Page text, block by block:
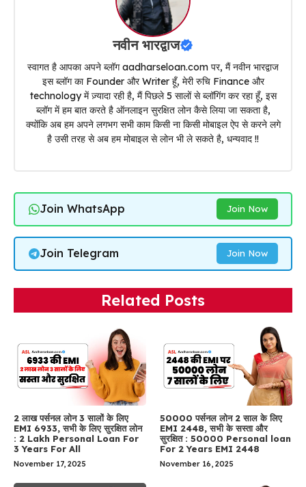
नवीन भारद्वाज
स्वागत है आपका अपने ब्लॉग aadharseloan.com पर, मैं नवीन भारद्वाज
इस ब्लॉग का Founder और Writer हूँ, मेरी रुचि Finance और
technology में ज़्यादा रही है, मैं पिछले 5 सालों से ब्लॉगिंग कर रहा हूँ, इस
ब्लॉग में हम बात करते है ऑनलाइन सुरक्षित लोन कैसे लिया जा सकता है,
क्योंकि अब हम अपने लगभग सभी काम किसी ना किसी मोबाइल ऐप से करने लगे
है उसी तरह से अब हम मोबाइल से लोन भी ले सकते है, धन्यवाद !!
Join WhatsApp Join Now
Join Telegram Join Now
Related Posts
2 लाख पर्सनल लोन 3 सालों के लिए
EMI 6933, सभी के लिए सुरक्षित लोन
: 2 Lakh Personal Loan For
3 Years For All
November 17, 2025
50000 पर्सनल लोन 2 साल के लिए
EMI 2448, सभी के सस्ता और
सुरक्षित : 50000 Personal loan
For 2 Years EMI 2448
November 16, 2025